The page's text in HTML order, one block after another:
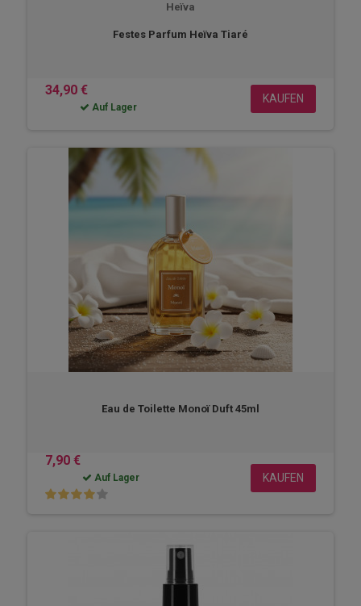
Heïva
Festes Parfum Heïva Tiaré
34,90 €
Auf Lager
KAUFEN
Eau de Toilette Monoï Duft 45ml
7,90 €
Auf Lager KAUFEN